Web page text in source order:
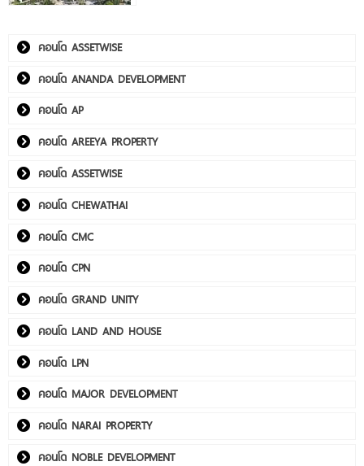
คอนโด ASSETWISE
คอนโด ANANDA DEVELOPMENT
คอนโด AP
คอนโด AREEYA PROPERTY
คอนโด ASSETWISE
คอนโด CHEWATHAI
คอนโด CMC
คอนโด CPN
คอนโด GRAND UNITY
คอนโด LAND AND HOUSE
คอนโด LPN
คอนโด MAJOR DEVELOPMENT
คอนโด NARAI PROPERTY
คอนโด NOBLE DEVELOPMENT